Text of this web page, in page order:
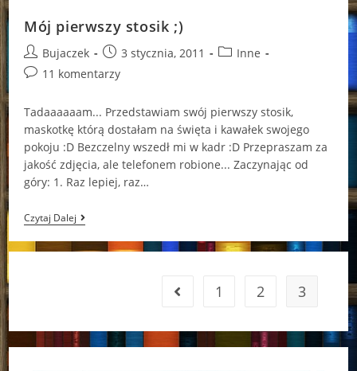
Mój pierwszy stosik ;)
Post
author:
Bujaczek
Post
published:
3 stycznia, 2011
PostInne
Post11 komentarzy
Tadaaaaaam... Przedstawiam swój pierwszy stosik,
maskotkę którą dostałam na święta i kawałek swojego
pokoju :D Bezczelny wszedł mi w kadr :D Przepraszam za
jakość zdjęcia, ale telefonem robione... Zaczynając od
góry: 1. Raz lepiej, raz…
Czytaj DalejMój
Pierwszy
Stosik
;)
Go to the previous page
1 2 3